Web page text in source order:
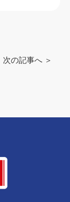
次の記事へ ＞